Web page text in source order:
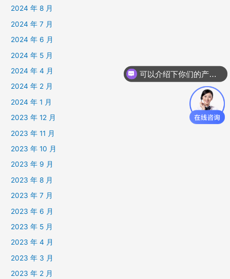
2024 年 8 月
2024 年 7 月
2024 年 6 月
2024 年 5 月
2024 年 4 月
2024 年 2 月
2024 年 1 月
2023 年 12 月
2023 年 11 月
2023 年 10 月
2023 年 9 月
2023 年 8 月
2023 年 7 月
2023 年 6 月
2023 年 5 月
2023 年 4 月
2023 年 3 月
2023 年 2 月
可以介绍下你们的产品么